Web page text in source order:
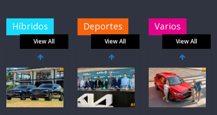
Híbridos
View All
Deportes
View All
Varios
View All